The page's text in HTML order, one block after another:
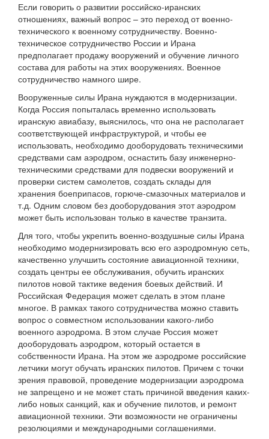
Если говорить о развитии российско-иранских
отношениях, важный вопрос – это переход от военно-
технического к военному сотрудничеству. Военно-
техническое сотрудничество России и Ирана
предполагает продажу вооружений и обучение личного
состава для работы на этих вооружениях. Военное
сотрудничество намного шире.
Вооруженные силы Ирана нуждаются в модернизации.
Когда Россия попыталась временно использовать
иранскую авиабазу, выяснилось, что она не располагает
соответствующей инфраструктурой, и чтобы ее
использовать, необходимо дооборудовать техническими
средствами сам аэродром, оснастить базу инженерно-
техническими средствами для подвески вооружений и
проверки систем самолетов, создать склады для
хранения боеприпасов, горюче-смазочных материалов и
т.д. Одним словом без дооборудования этот аэродром
может быть использован только в качестве транзита.
Для того, чтобы укрепить военно-воздушные силы Ирана
необходимо модернизировать всю его аэродромную сеть,
качественно улучшить состояние авиационной техники,
создать центры ее обслуживания, обучить иранских
пилотов новой тактике ведения боевых действий. И
Российская Федерация может сделать в этом плане
многое. В рамках такого сотрудничества можно ставить
вопрос о совместном использовании какого-либо
военного аэродрома. В этом случае Россия может
дооборудовать аэродром, который остается в
собственности Ирана. На этом же аэродроме российские
летчики могут обучать иранских пилотов. Причем с точки
зрения правовой, проведение модернизации аэродрома
не запрещено и не может стать причиной введения каких-
либо новых санкций, как и обучение пилотов, и ремонт
авиационной техники. Эти возможности не ограничены
резолюциями и международными соглашениями.